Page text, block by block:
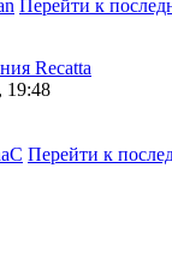
Перейти к
Recatta
19:48
Перейти к